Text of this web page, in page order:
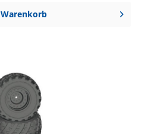
Warenkorb